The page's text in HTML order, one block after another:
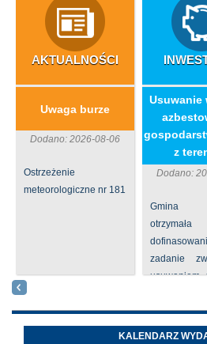
AKTUALNOŚCI
Uwaga burze
Dodano: 2026-08-06
Ostrzeżenie
meteorologiczne nr 181
​Usuwanie
z
Dodano:
Gmina
otrzymała
zadanie
azbest w
programu
KALENDARZ